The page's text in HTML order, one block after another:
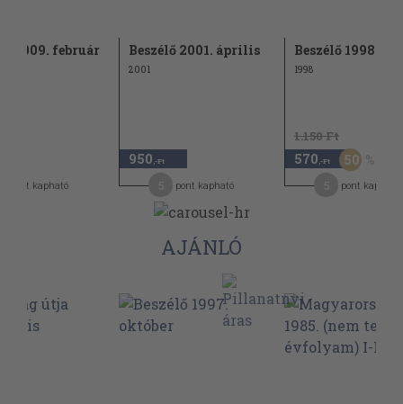
2009. február
pont kapható
Beszélő 2001. április
2001
950 ,-Ft
pont kapható
Beszélő 1998.
1998
1.150 Ft
570 ,-Ft 50
pont kapható
AJÁNLÓ